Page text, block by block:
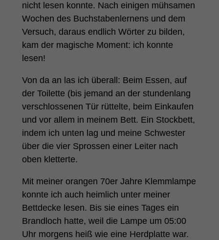
nicht lesen konnte. Nach einigen mühsamen
Wochen des Buchstabenlernens und dem
Versuch, daraus endlich Wörter zu bilden,
kam der magische Moment: ich konnte
lesen!
Von da an las ich überall: Beim Essen, auf
der Toilette (bis jemand an der stundenlang
verschlossenen Tür rüttelte, beim Einkaufen
und vor allem in meinem Bett. Ein Stockbett,
indem ich unten lag und meine Schwester
über die vier Sprossen einer Leiter nach
oben kletterte.
Mit meiner orangen 70er Jahre Klemmlampe
konnte ich auch heimlich unter meiner
Bettdecke lesen. Bis sie eines Tages ein
Brandloch hatte, weil die Lampe um 05:00
Uhr morgens heiß wie eine Herdplatte war.